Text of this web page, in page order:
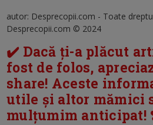
autor: Desprecopii.com - Toate
Desprecopii.com © 2024
✔️ Dacă ți-a plăcut
fost de folos,
share! Aceste
utile și altor mămici
mulțumim anticipat!